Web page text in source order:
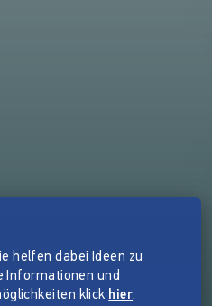
helfen dabei Ideen zu
Informationen und
klick hier.